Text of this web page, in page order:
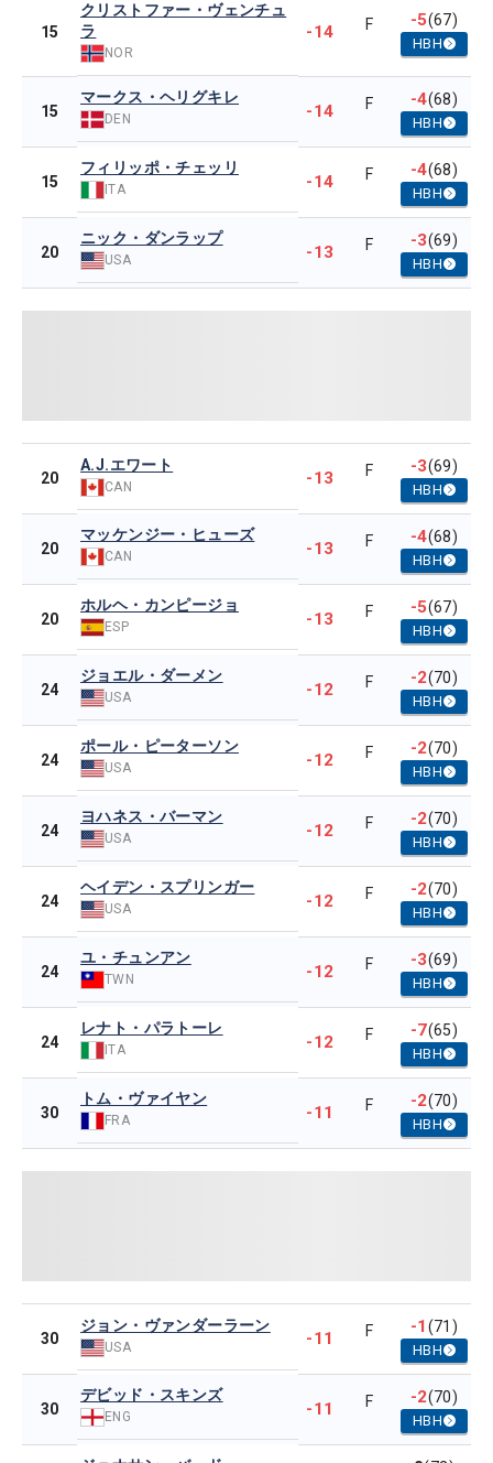
15
クリストファー・ヴェンチュ
ラ
NOR
-14 F -5(67)
HBH
15
マークス・ヘリグキレ
DEN -14 F -4(68)
HBH
15
フィリッポ・チェッリ
ITA -14 F -4(68)
HBH
20
ニック・ダンラップ
USA -13 F -3(69)
HBH
20
A.J.エワート
CAN -13 F -3(69)
HBH
20
マッケンジー・ヒューズ
CAN -13 F -4(68)
HBH
20
ホルヘ・カンピージョ
ESP -13 F -5(67)
HBH
24
ジョエル・ダーメン
USA -12 F -2(70)
HBH
24
ポール・ピーターソン
USA -12 F -2(70)
HBH
24
ヨハネス・バーマン
USA -12 F -2(70)
HBH
24
ヘイデン・スプリンガー
USA -12 F -2(70)
HBH
24
ユ・チュンアン
TWN -12 F -3(69)
HBH
24
レナト・パラトーレ
ITA -12 F -7(65)
HBH
30
トム・ヴァイヤン
FRA -11 F -2(70)
HBH
30
ジョン・ヴァンダーラーン
USA -11 F -1(71)
HBH
30
デビッド・スキンズ
ENG -11 F -2(70)
HBH